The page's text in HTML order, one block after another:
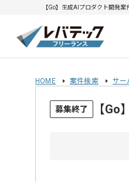
【Go】生成AIプロダクト開発
HOME 案件検索 サー
募集終了 【